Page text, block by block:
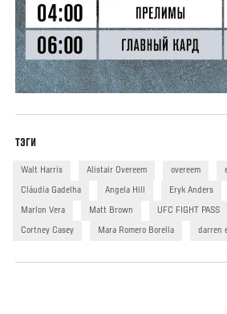
ТЭГИ
Walt Harris Alistair Overeem overeem
Cláudia Gadelha Angela Hill Eryk Anders
Marlon Vera Matt Brown UFC FIGHT PASS
Cortney Casey Mara Romero Borella darren